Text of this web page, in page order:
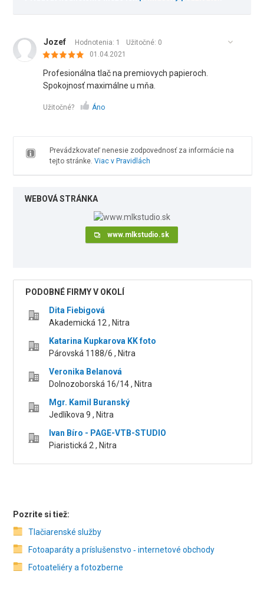
Jozef Hodnotenia: 1 Užitočné: 0
01.04.2021
Profesionálna tlač na premiovych papieroch.
Spokojnosť maximálne u mňa.
Užitočné? Áno
Prevádzkovateľ nenesie zodpovednosť za informácie na
tejto stránke. Viac v Pravidlách
WEBOVÁ STRÁNKA
www.mlkstudio.sk
PODOBNÉ FIRMY V OKOLÍ
Dita Fiebigová
Akademická 12 , Nitra
Katarina Kupkarova KK foto
Párovská 1188/6 , Nitra
Veronika Belanová
Dolnozoborská 16/14 , Nitra
Mgr. Kamil Buranský
Jedlíkova 9 , Nitra
Ivan Bíro - PAGE-VTB-STUDIO
Piaristická 2 , Nitra
Pozrite si tiež:
Tlačiarenské služby
Fotoaparáty a príslušenstvo ‑ internetové obchody
Fotoateliéry a fotozberne